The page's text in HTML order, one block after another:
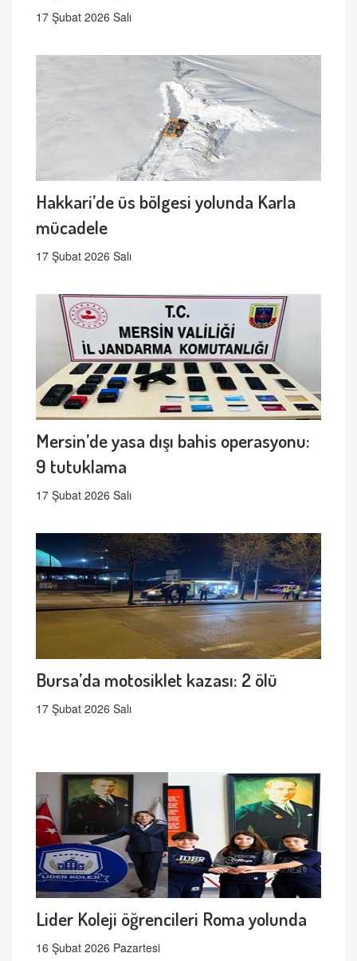
17 Şubat 2026 Salı
Hakkari’de üs bölgesi yolunda Karla
mücadele
17 Şubat 2026 Salı
Mersin’de yasa dışı bahis operasyonu:
9 tutuklama
17 Şubat 2026 Salı
Bursa’da motosiklet kazası: 2 ölü
17 Şubat 2026 Salı
Lider Koleji öğrencileri Roma yolunda
16 Şubat 2026 Pazartesi